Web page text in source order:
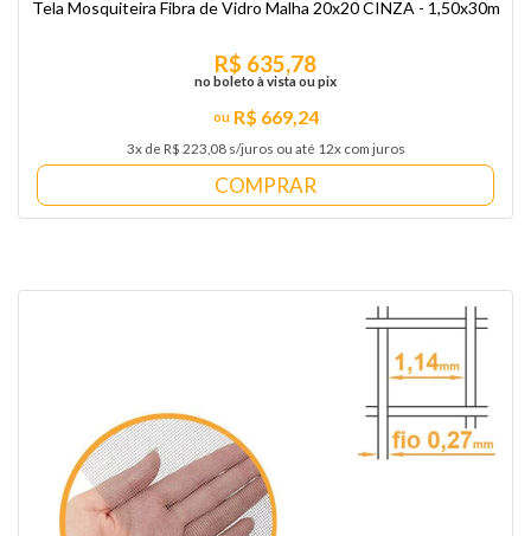
Tela Mosquiteira Fibra de Vidro Malha 20x20 CINZA - 1,50x30m
R$ 669,24
3x de R$ 223,08 s/juros ou até 12x com juros
R$ 635,78
no boleto à vista ou pix
COMPRAR